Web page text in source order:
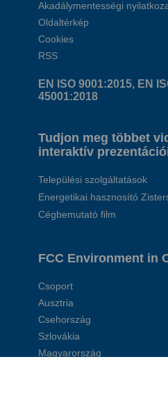
Akadálymentességi
Oldaltérkép
Cookies
RSS
EN ISO 9001:2015, EN
45001:2018
Tudjon meg többet
interaktív
Települési szolgáltatások
Energetikai hasznosító
Cégbemutató film
FCC Environment in
Csoport
Ausztria
Csehország
Szlovákia
Magyarország